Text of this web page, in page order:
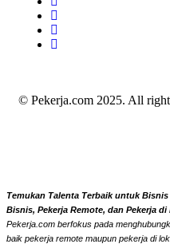
© Pekerja.com 2025. All
Temukan Talenta Terbaik untuk
Bisnis, Pekerja Remote, dan Pekerja
Pekerja.com berfokus pada
baik pekerja remote maupun pekerja di